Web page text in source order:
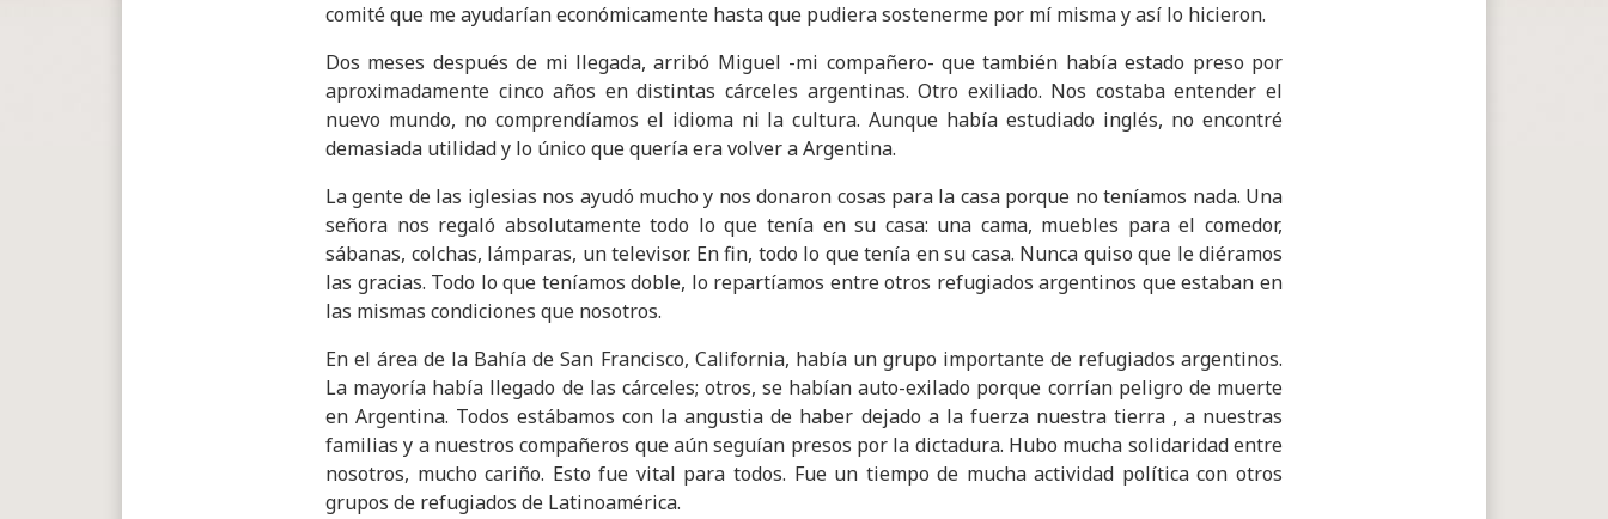
comité que me ayudarían económicamente hasta que pudiera sostenerme por mí misma y así lo hicieron.
Dos meses después de mi llegada, arribó Miguel -mi compañero- que también había estado preso por
aproximadamente cinco años en distintas cárceles argentinas. Otro exiliado. Nos costaba entender el
nuevo mundo, no comprendíamos el idioma ni la cultura. Aunque había estudiado inglés, no encontré
demasiada utilidad y lo único que quería era volver a Argentina.
La gente de las iglesias nos ayudó mucho y nos donaron cosas para la casa porque no teníamos nada. Una
señora nos regaló absolutamente todo lo que tenía en su casa: una cama, muebles para el comedor,
sábanas, colchas, lámparas, un televisor. En fin, todo lo que tenía en su casa. Nunca quiso que le diéramos
las gracias. Todo lo que teníamos doble, lo repartíamos entre otros refugiados argentinos que estaban en
las mismas condiciones que nosotros.
En el área de la Bahía de San Francisco, California, había un grupo importante de refugiados argentinos.
La mayoría había llegado de las cárceles; otros, se habían auto-exilado porque corrían peligro de muerte
en Argentina. Todos estábamos con la angustia de haber dejado a la fuerza nuestra tierra , a nuestras
familias y a nuestros compañeros que aún seguían presos por la dictadura. Hubo mucha solidaridad entre
nosotros, mucho cariño. Esto fue vital para todos. Fue un tiempo de mucha actividad política con otros
grupos de refugiados de Latinoamérica.